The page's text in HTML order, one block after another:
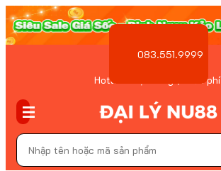
Hotline Đặt hàng ( Miễn phí
083.551.9999